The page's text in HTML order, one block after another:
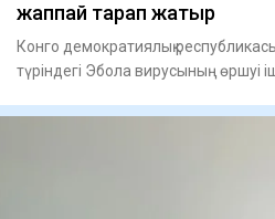
жаппай тарап жатыр
Конго демократиялық
түріндегі Эбола вирусының өршуі